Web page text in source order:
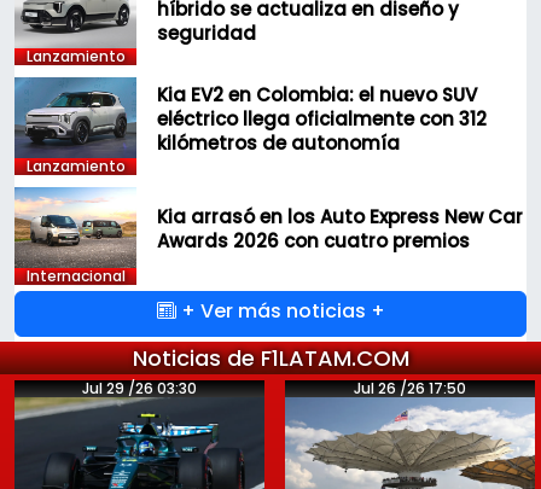
Lanzamiento
híbrido se actualiza en diseño y
seguridad
Lanzamiento
Kia EV2 en Colombia: el nuevo SUV
eléctrico llega oficialmente con 312
kilómetros de autonomía
Internacional
Kia arrasó en los Auto Express New Car
Awards 2026 con cuatro premios
+ Ver más noticias +
Noticias de F1LATAM.COM
Jul 29 /26 03:30 Jul 26 /26 17:50